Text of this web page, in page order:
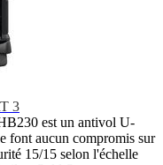
3
est un antivol U-
font aucun compromis sur
15/15 selon l'échelle